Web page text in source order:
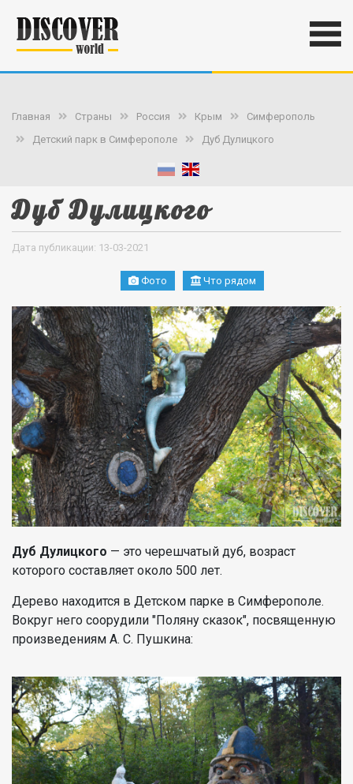
Главная Страны Россия Крым
Симферополь
Детский парк в Симферополе
Дуб Дулицкого
Дуб Дулицкого
Дата публикации: 13-03-2021
Фото Что рядом
Дуб Дулицкого — это черешчатый дуб, возраст
которого составляет около 500 лет.
Дерево находится в Детском парке в Симферополе.
Вокруг него соорудили "Поляну сказок", посвященную
произведениям А. С. Пушкина: